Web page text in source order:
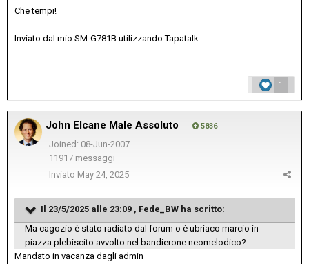
Che tempi!
Inviato dal mio SM-G781B utilizzando Tapatalk
1
John Elcane Male Assoluto 5836
Joined: 08-Jun-2007
11917 messaggi
Inviato May 24, 2025
Il 23/5/2025 alle 23:09 , Fede_BW ha scritto:
Ma cagozio è stato radiato dal forum o è ubriaco marcio in
piazza plebiscito avvolto nel bandierone neomelodico?
Mandato in vacanza dagli admin